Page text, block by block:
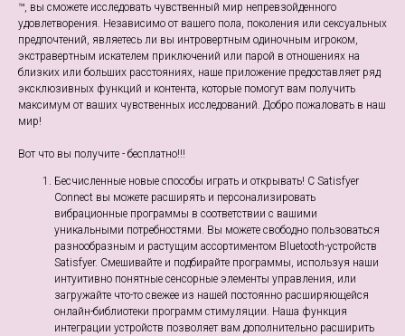
™, вы сможете исследовать чувственный мир непревзойденного
удовлетворения. Независимо от вашего пола, поколения или сексуальных
предпочтений, являетесь ли вы интровертным одиночным игроком,
экстравертным искателем приключений или парой в отношениях на
близких или больших расстояниях, наше приложение предоставляет ряд
эксклюзивных функций и контента, которые помогут вам получить
максимум от ваших чувственных исследований. Добро пожаловать в наш
мир!
Вот что вы получите - бесплатно!!!
Бесчисленные новые способы играть и открывать! С Satisfyer
Connect вы можете расширять и персонализировать
вибрационные программы в соответствии с вашими
уникальными потребностями. Вы можете свободно пользоваться
разнообразным и растущим ассортиментом Bluetooth-устройств
Satisfyer. Смешивайте и подбирайте программы, используя наши
интуитивно понятные сенсорные элементы управления, или
загружайте что-то свежее из нашей постоянно расширяющейся
онлайн-библиотеки программ стимуляции. Наша функция
интеграции устройств позволяет вам дополнительно расширить